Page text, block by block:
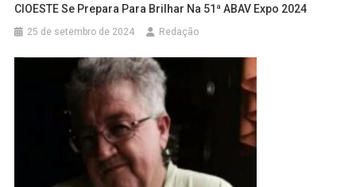
CIOESTE Se Prepara Para Brilhar Na 51ª ABAV Expo 2024
25 de setembro de 2024 Redação